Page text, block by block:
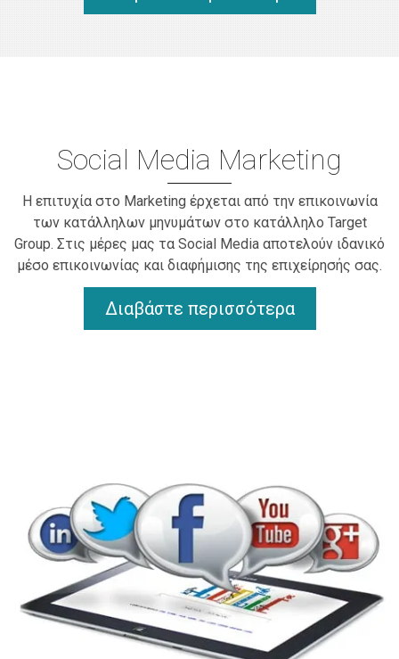
Social Media Marketing
Η επιτυχία στο Marketing έρχεται από την επικοινωνία
των κατάλληλων μηνυμάτων στο κατάλληλο Target
Group. Στις μέρες μας τα Social Media αποτελούν ιδανικό
μέσο επικοινωνίας και διαφήμισης της επιχείρησής σας.
Διαβάστε περισσότερα